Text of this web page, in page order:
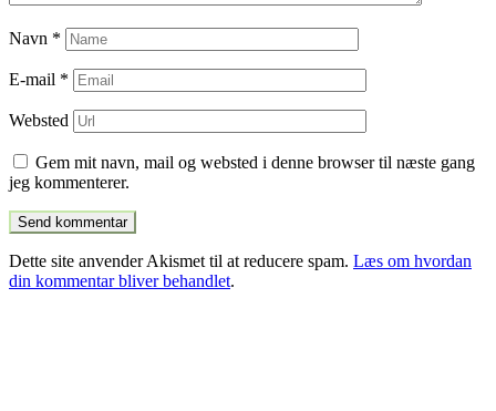
Navn *
E-mail *
Websted
Gem mit navn, mail og websted i denne browser til næste gang
jeg kommenterer.
Dette site anvender Akismet til at reducere spam. Læs om hvordan
din kommentar bliver behandlet.